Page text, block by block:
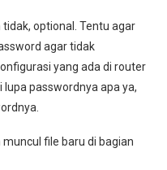
optional. Tentu agar
agar tidak
yang ada di router
passwordnya apa ya,
file baru di bagian